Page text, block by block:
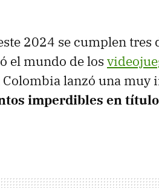
2024 se cumplen tres
el mundo de los
lanzó una muy
imperdibles en